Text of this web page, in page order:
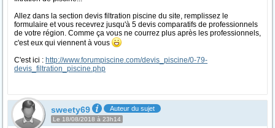
Allez dans la section devis filtration piscine du site, remplissez le
formulaire et vous recevrez jusqu'à 5 devis comparatifs de professionnels
de votre région. Comme ça vous ne courrez plus après les professionnels,
c'est eux qui viennent à vous
C'est ici : http://www.forumpiscine.com/devis_piscine/0-79-
devis_filtration_piscine.php
sweety69 Auteur du sujet
Le 18/08/2018 à 23h14